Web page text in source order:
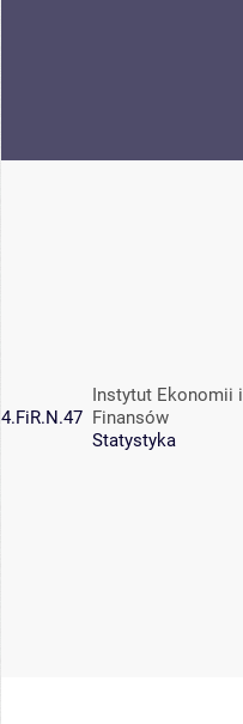
4.FiR.N.47
Instytut Ekonomii i
Finansów
Statystyka